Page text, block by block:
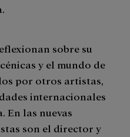
sobre su
y el mundo de
por otros artistas,
internacionales
En las nuevas
son el director y